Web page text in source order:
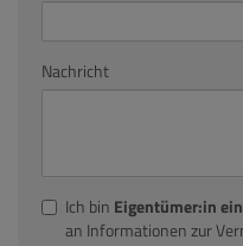
Nachricht
Ich bin Eigentümer:in
an Informationen zur